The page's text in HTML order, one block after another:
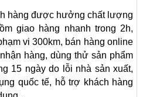
hàng được hưởng chất lượng
giao hàng nhanh trong 2h,
vi 300km, bán hàng online
hàng, dùng thử sản phẩm
15 ngày do lỗi nhà sản xuất,
quốc tế, hỗ trợ khách hàng